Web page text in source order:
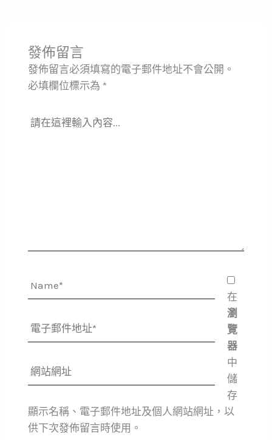
發佈留言
發佈留言必須填寫的電子郵件地址不會公開。
必填欄位標示為 *
請
Name*
電
子
件
地
址
*
網
站
址
在
瀏
覽
器
中
儲
存
顯示名稱、電子郵件地址及個人網站網址，以
供下次發佈留言時使用。